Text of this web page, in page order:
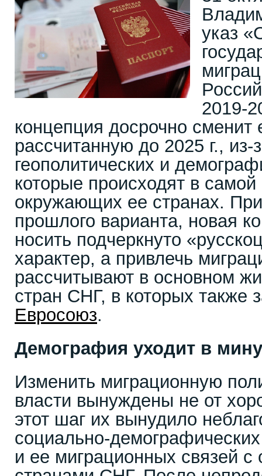
указ
2019-
концепция досрочно
рассчитанную до 2025 г.,
геополитических и
которые происходят в
окружающих ее странах.
прошлого варианта, новая
носить подчеркнуто
характер, а привлечь
рассчитывают в основном
стран СНГ, в которых также
Евросоюз.
Демография уходит в
Изменить миграционную
власти вынуждены не от
этот шаг их вынудило
социально-
и ее миграционных связей